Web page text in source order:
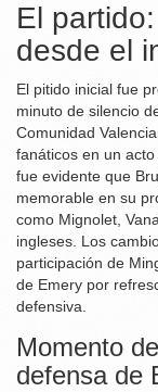
El
desde el
El pitido inicial fue
minuto de silencio
Comunidad
fanáticos en un
fue evidente que
memorable en su
como Mignolet,
ingleses. Los
participación de
de Emery por
defensiva.
Momento
defensa de